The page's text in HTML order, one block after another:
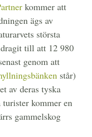
kommer att
ägs av
största
till att 12 980
genom att
står)
av deras tyska
kommer en
gammelskog